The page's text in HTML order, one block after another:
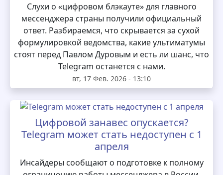
Слухи о «цифровом блэкауте» для главного
мессенджера страны получили официальный
ответ. Разбираемся, что скрывается за сухой
формулировкой ведомства, какие ультиматумы
стоят перед Павлом Дуровым и есть ли шанс, что
Telegram останется с нами.
вт, 17 Фев. 2026 - 13:10
Цифровой занавес опускается?
Telegram может стать недоступен с 1
апреля
Инсайдеры сообщают о подготовке к полному